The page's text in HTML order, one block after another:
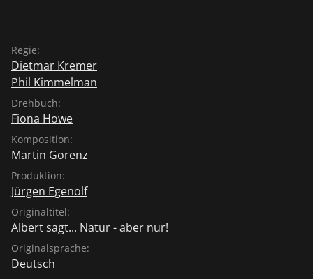
Regie:
Dietmar Kremer
Phil Kimmelman
Drehbuch:
Fiona Howe
Komposition:
Martin Gorenz
Produktion:
Jürgen Egenolf
Originaltitel:
Albert sagt... Natur - aber nur!
Originalsprache:
Deutsch